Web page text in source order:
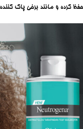
حفظ کرده و مانند برخی پاک